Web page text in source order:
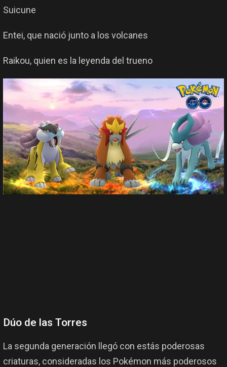
Suicune
Entei, que nació junto a los volcanes
Raikou, quien es la leyenda del trueno
Dúo de las Torres
La segunda generación llegó con estás poderosas
criaturas, consideradas los Pokémon más poderosos